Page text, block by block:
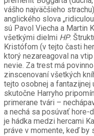
vášho najväčšieho
anglického slova
sú Pavol Viecha a Martin
všetkými dielmi HP.
Kristófom (v tejto časti
ktorý nezareagoval na
nevie. Za trest má
zinscenovaní všetkých
tejto osobnej a fantazijnej
skutočne Harryho
primerane tvári –
a nechá sa posúvať hore-
je hádka medzi hercami
práve v momente, keď by